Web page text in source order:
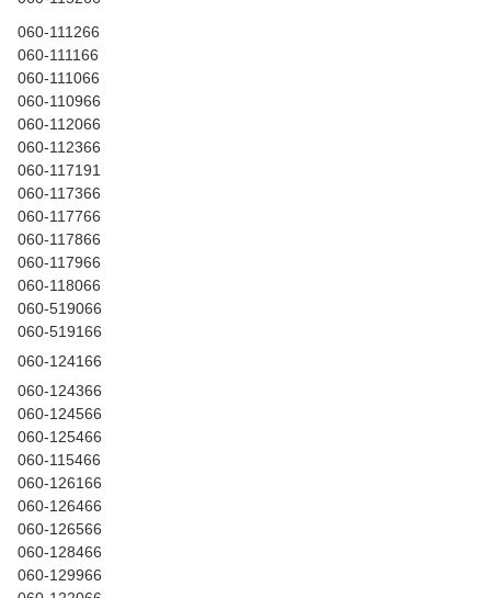
060-111266
060-111166
060-111066
060-110966
060-112066
060-112366
060-117191
060-117366
060-117766
060-117866
060-117966
060-118066
060-519066
060-519166
060-124166
060-124366
060-124566
060-125466
060-115466
060-126166
060-126466
060-126566
060-128466
060-129966